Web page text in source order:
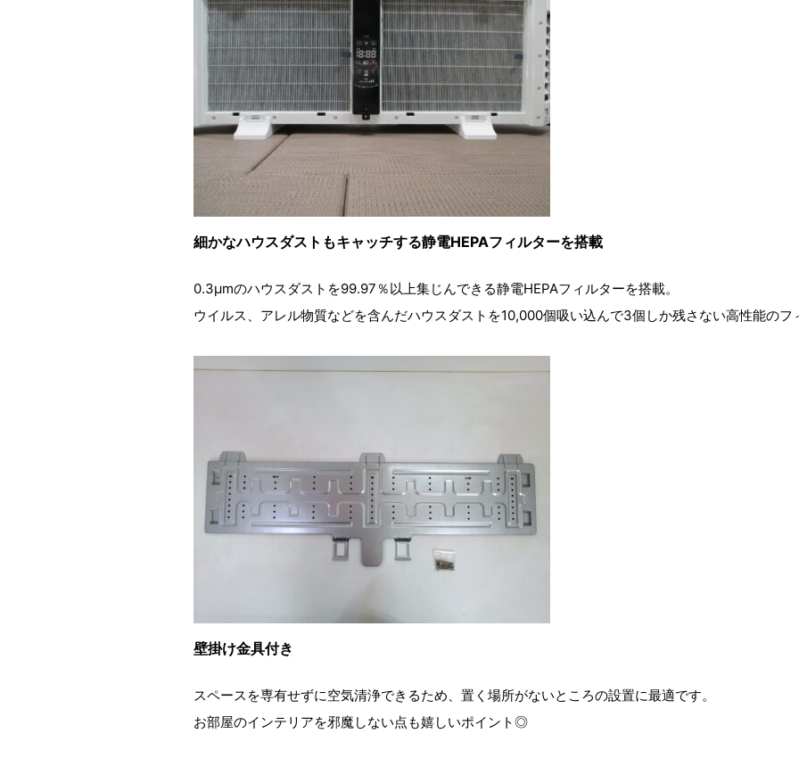
細かなハウスダストもキャッチする静電HEPAフィルターを搭載
0.3µmのハウスダストを99.97％以上集じんできる静電HEPAフィルターを搭載。
ウイルス、アレル物質などを含んだハウスダストを10,000個吸い込んで3個しか残さない高性能のフ
壁掛け金具付き
スペースを専有せずに空気清浄できるため、置く場所がないところの設置に最適です。
お部屋のインテリアを邪魔しない点も嬉しいポイント◎